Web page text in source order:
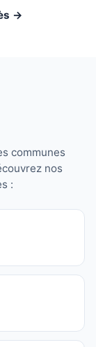
→
communes
nos
: